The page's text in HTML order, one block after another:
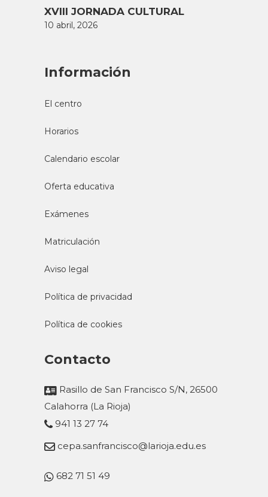
XVIII JORNADA CULTURAL
10 abril, 2026
Información
El centro
Horarios
Calendario escolar
Oferta educativa
Exámenes
Matriculación
Aviso legal
Política de privacidad
Política de cookies
Contacto
Rasillo de San Francisco S/N, 26500
Calahorra (La Rioja)
941 13 27 74
cepa.sanfrancisco@larioja.edu.es
682 71 51 49